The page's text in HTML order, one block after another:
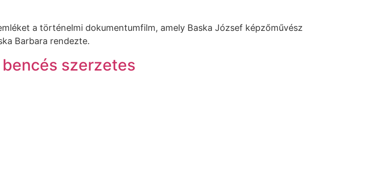
a történelmi dokumentumfilm, amely Baska József képzőművész
Barbara rendezte.
szerzetes